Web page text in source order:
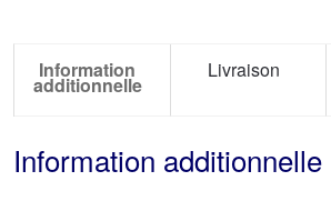
Information
additionnelle
Livraison
Information additionnelle